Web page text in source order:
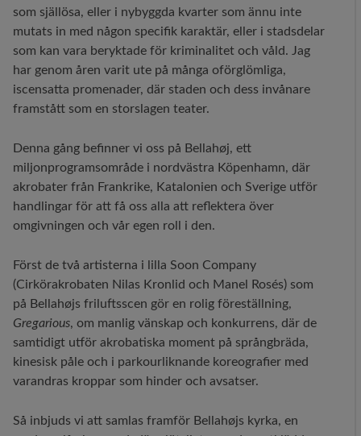
som själlösa, eller i nybyggda kvarter som ännu inte
mutats in med någon specifik karaktär, eller i stadsdelar
som kan vara beryktade för kriminalitet och våld. Jag
har genom åren varit ute på många oförglömliga,
iscensatta promenader, där staden och dess invånare
framstått som en storslagen teater.
Denna gång befinner vi oss på Bellahøj, ett
miljonprogramsområde i nordvästra Köpenhamn, där
akrobater från Frankrike, Katalonien och Sverige utför
handlingar för att få oss alla att reflektera över
omgivningen och vår egen roll i den.
Först de två artisterna i lilla Soon Company
(Cirkörakrobaten Nilas Kronlid och Manel Rosés) som
på Bellahøjs friluftsscen gör en rolig föreställning,
Gregarious, om manlig vänskap och konkurrens, där de
samtidigt utför akrobatiska moment på språngbräda,
kinesisk påle och i parkourliknande koreografier med
varandras kroppar som hinder och avsatser.
Så inbjuds vi att samlas framför Bellahøjs kyrka, en